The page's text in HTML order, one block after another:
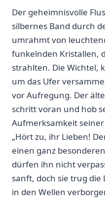
Der geheimnisvolle
silbernes Band⁢ durch
umrahmt von
funkelnden Kristallen,
strahlten. Die Wichtel,
um das Ufer
vor⁢ Aufregung. Der
schritt voran und‍ hob
Aufmerksamkeit
„Hört zu,⁤ ihr Lieben!
einen ganz
dürfen ihn nicht
sanft, doch⁢ sie trug die‌
‌in den ‌Wellen